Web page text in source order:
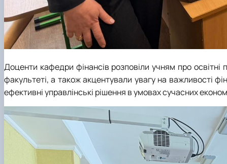
Доценти кафедри фінансів розповіли учням про
факультеті, а також акцентували увагу на важливості
ефективні управлінські рішення в умовах сучасних